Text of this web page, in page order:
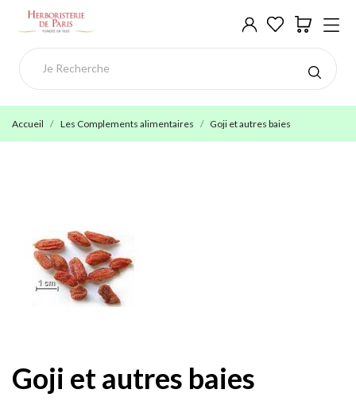
Accueil Les Complements alimentaires Goji et autres baies
Goji et autres baies